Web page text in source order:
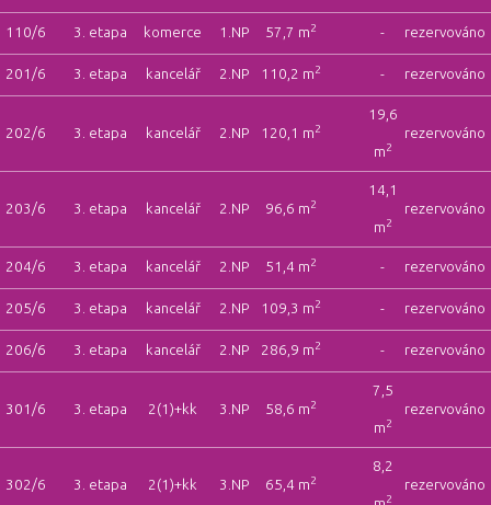
110/6 3. etapa komerce 1.NP 57,7 m2 - rezervováno
201/6 3. etapa kancelář 2.NP 110,2 m2 - rezervováno
202/6 3. etapa kancelář 2.NP 120,1 m2
19,6
m2
rezervováno
203/6 3. etapa kancelář 2.NP 96,6 m2
14,1
m2
rezervováno
204/6 3. etapa kancelář 2.NP 51,4 m2 - rezervováno
205/6 3. etapa kancelář 2.NP 109,3 m2 - rezervováno
206/6 3. etapa kancelář 2.NP 286,9 m2 - rezervováno
301/6 3. etapa 2(1)+kk 3.NP 58,6 m2
7,5
m2
rezervováno
302/6 3. etapa 2(1)+kk 3.NP 65,4 m2
8,2
2
rezervováno